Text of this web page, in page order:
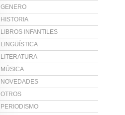
GENERO
HISTORIA
LIBROS INFANTILES
LINGÜÍSTICA
LITERATURA
MÚSICA
NOVEDADES
OTROS
PERIODISMO